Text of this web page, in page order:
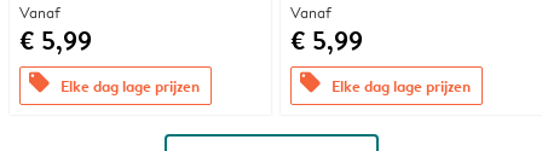
Vanaf
€ 5,99
offers Elke dag lage prijzen
Vanaf
€ 5,99
offers Elke dag lage prijzen